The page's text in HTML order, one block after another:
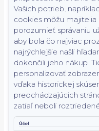
Vašich potrieb,
cookies môžu
porozumieť správaniu
aby bola čo najviac
najrýchlejšie našli
dokončili jeho nákup.
personalizovať
vďaka historickej
predchádzajúcich
zatiaľ neboli
Účel